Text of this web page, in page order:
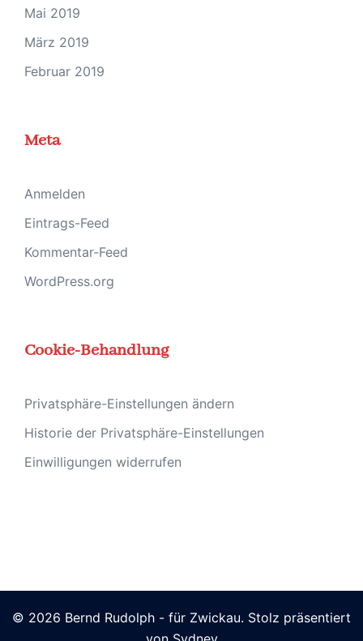
Mai 2019
März 2019
Februar 2019
Meta
Anmelden
Eintrags-Feed
Kommentar-Feed
WordPress.org
Cookie-Behandlung
Privatsphäre-Einstellungen ändern
Historie der Privatsphäre-Einstellungen
Einwilligungen widerrufen
© 2026 Bernd Rudolph - für Zwickau. Stolz präsentiert